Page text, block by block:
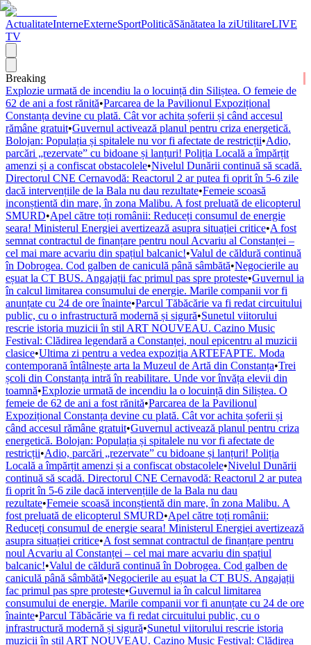
ActualitateInterneExterneSportPoliticăSănătatea la ziUtilitareLIVE
TV
Breaking
Explozie urmată de incendiu la o locuință din Siliștea. O femeie de
62 de ani a fost rănită•Parcarea de la Pavilionul Expozițional
Constanța devine cu plată. Cât vor achita șoferii și când accesul
rămâne gratuit•Guvernul activează planul pentru criza energetică.
Bolojan: Populația și spitalele nu vor fi afectate de restricții•Adio,
parcări „rezervate” cu bidoane și lanțuri! Poliția Locală a împărțit
amenzi și a confiscat obstacolele•Nivelul Dunării continuă să scadă.
Directorul CNE Cernavodă: Reactorul 2 ar putea fi oprit în 5-6 zile
dacă intervențiile de la Bala nu dau rezultate•Femeie scoasă
inconștientă din mare, în zona Malibu. A fost preluată de elicopterul
SMURD•Apel către toți românii: Reduceți consumul de energie
seara! Ministerul Energiei avertizează asupra situației critice•A fost
semnat contractul de finanțare pentru noul Acvariu al Constanței –
cel mai mare acvariu din spațiul balcanic!•Valul de căldură continuă
în Dobrogea. Cod galben de caniculă până sâmbătă•Negocierile au
eșuat la CT BUS. Angajații fac primul pas spre proteste•Guvernul ia
în calcul limitarea consumului de energie. Marile companii vor fi
anunțate cu 24 de ore înainte•Parcul Tăbăcărie va fi redat circuitului
public, cu o infrastructură modernă și sigură•Sunetul viitorului
rescrie istoria muzicii în stil ART NOUVEAU. Cazino Music
Festival: Clădirea legendară a Constanței, noul epicentru al muzicii
clasice•Ultima zi pentru a vedea expoziția ARTEFAPTE. Moda
contemporană întâlnește arta la Muzeul de Artă din Constanța•Trei
școli din Constanța intră în reabilitare. Unde vor învăța elevii din
toamnă•Explozie urmată de incendiu la o locuință din Siliștea. O
femeie de 62 de ani a fost rănită•Parcarea de la Pavilionul
Expozițional Constanța devine cu plată. Cât vor achita șoferii și
când accesul rămâne gratuit•Guvernul activează planul pentru criza
energetică. Bolojan: Populația și spitalele nu vor fi afectate de
restricții•Adio, parcări „rezervate” cu bidoane și lanțuri! Poliția
Locală a împărțit amenzi și a confiscat obstacolele•Nivelul Dunării
continuă să scadă. Directorul CNE Cernavodă: Reactorul 2 ar putea
fi oprit în 5-6 zile dacă intervențiile de la Bala nu dau
rezultate•Femeie scoasă inconștientă din mare, în zona Malibu. A
fost preluată de elicopterul SMURD•Apel către toți românii:
Reduceți consumul de energie seara! Ministerul Energiei avertizează
asupra situației critice•A fost semnat contractul de finanțare pentru
noul Acvariu al Constanței – cel mai mare acvariu din spațiul
balcanic!•Valul de căldură continuă în Dobrogea. Cod galben de
caniculă până sâmbătă•Negocierile au eșuat la CT BUS. Angajații
fac primul pas spre proteste•Guvernul ia în calcul limitarea
consumului de energie. Marile companii vor fi anunțate cu 24 de ore
înainte•Parcul Tăbăcărie va fi redat circuitului public, cu o
infrastructură modernă și sigură•Sunetul viitorului rescrie istoria
muzicii în stil ART NOUVEAU. Cazino Music Festival: Clădirea